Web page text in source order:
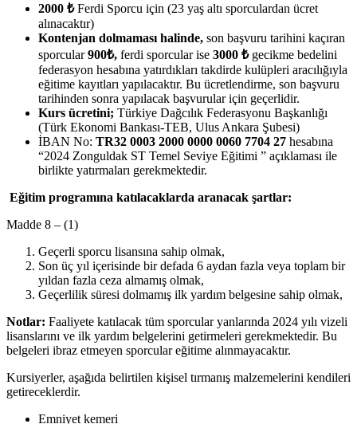
2000 ₺Ferdi Sporcu için (23 yaş altı sporculardan ücret
alınacaktır)
Kontenjan dolmaması halinde, son başvuru tarihini kaçıran
sporcular900₺, ferdi sporcular ise 3000 ₺gecikme bedelini
federasyon hesabına yatırdıkları takdirde kulüpleri aracılığıyla
eğitime kayıtları yapılacaktır. Bu ücretlendirme, son başvuru
tarihinden sonra yapılacak başvurular için geçerlidir.
Kurs ücretini; Türkiye Dağcılık Federasyonu Başkanlığı
(Türk Ekonomi Bankası-TEB, Ulus Ankara Şubesi)
İBAN No: TR32 0003 2000 0000 0060 7704 27 hesabına
“2024 Zonguldak ST Temel Seviye Eğitimi ” açıklaması ile
birlikte yatırmaları gerekmektedir.
Eğitim programına katılacaklarda aranacak şartlar:
Madde 8 – (1)
Geçerli sporcu lisansına sahip olmak,
Son üç yıl içerisinde bir defada 6 aydan fazla veya toplam bir
yıldan fazla ceza almamış olmak,
Geçerlilik süresi dolmamış ilk yardım belgesine sahip olmak,
Notlar: Faaliyete katılacak tüm sporcular yanlarında 2024 yılı vizeli
lisanslarını ve ilk yardım belgelerini getirmeleri gerekmektedir. Bu
belgeleri ibraz etmeyen sporcular eğitime alınmayacaktır.
Kursiyerler, aşağıda belirtilen kişisel tırmanış malzemelerini kendileri
getireceklerdir.
Emniyet kemeri